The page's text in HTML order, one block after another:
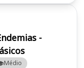
-
Médio